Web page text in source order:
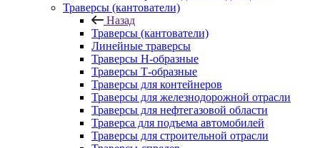
Траверсы (кантователи)
Назад
Траверсы (кантователи)
Линейные траверсы
Траверсы Н-образные
Траверсы Т-образные
Траверсы для контейнеров
Траверсы для железнодорожной отрасли
Траверсы для нефтегазовой области
Траверса для подъема автомобилей
Траверсы для строительной отрасли